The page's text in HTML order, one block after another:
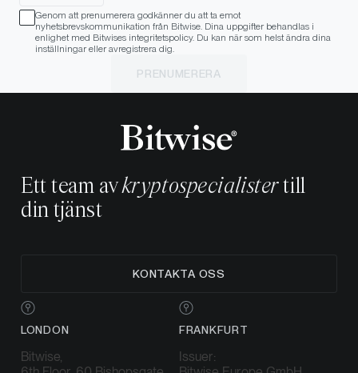
Genom att prenumerera godkänner du att ta emot
nyhetsbrevskommunikation från Bitwise. Dina uppgifter behandlas i
enlighet med Bitwises integritetspolicy. Du kan när som helst ändra dina
inställningar eller avregistrera dig.
PRENUMERERA
Ett team avkryptospecialistertill
din tjänst
KONTAKTA OSS
LONDON
Bitwise,
FRANKFURT
Issuer: